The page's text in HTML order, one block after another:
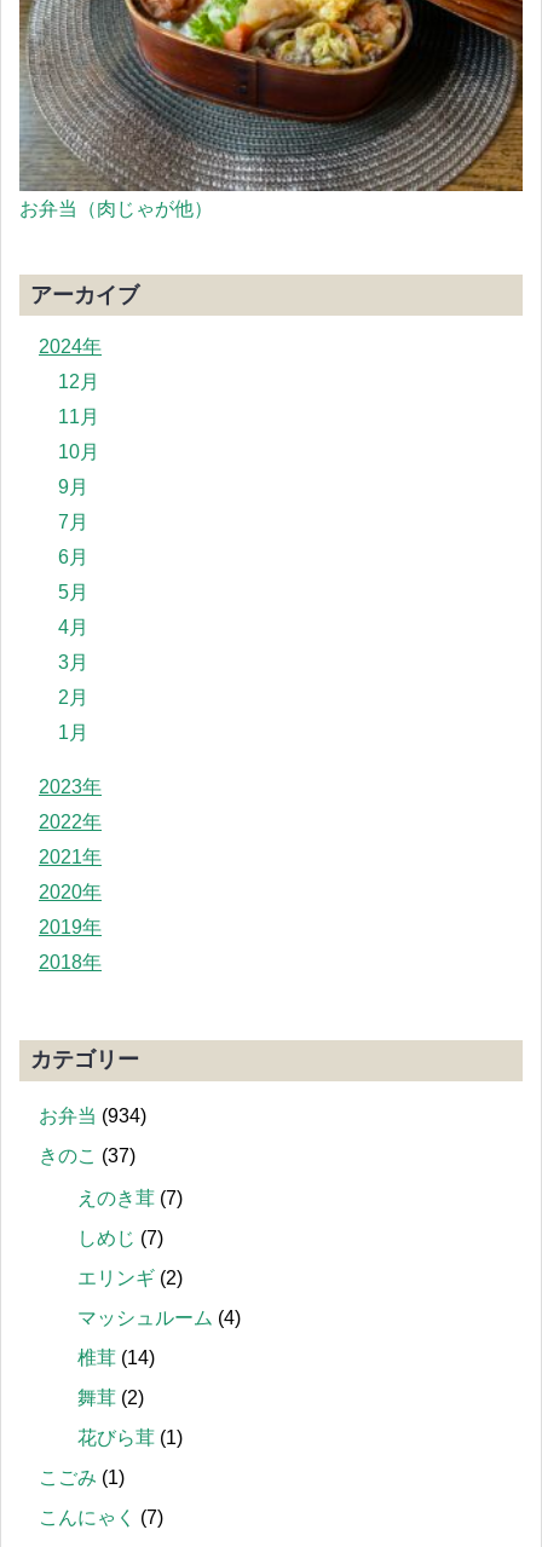
お弁当（肉じゃが他）
アーカイブ
2024年
12月
11月
10月
9月
7月
6月
5月
4月
3月
2月
1月
2023年
2022年
2021年
2020年
2019年
2018年
カテゴリー
お弁当 (934)
きのこ (37)
えのき茸 (7)
しめじ (7)
エリンギ (2)
マッシュルーム (4)
椎茸 (14)
舞茸 (2)
花びら茸 (1)
こごみ (1)
こんにゃく
(7)